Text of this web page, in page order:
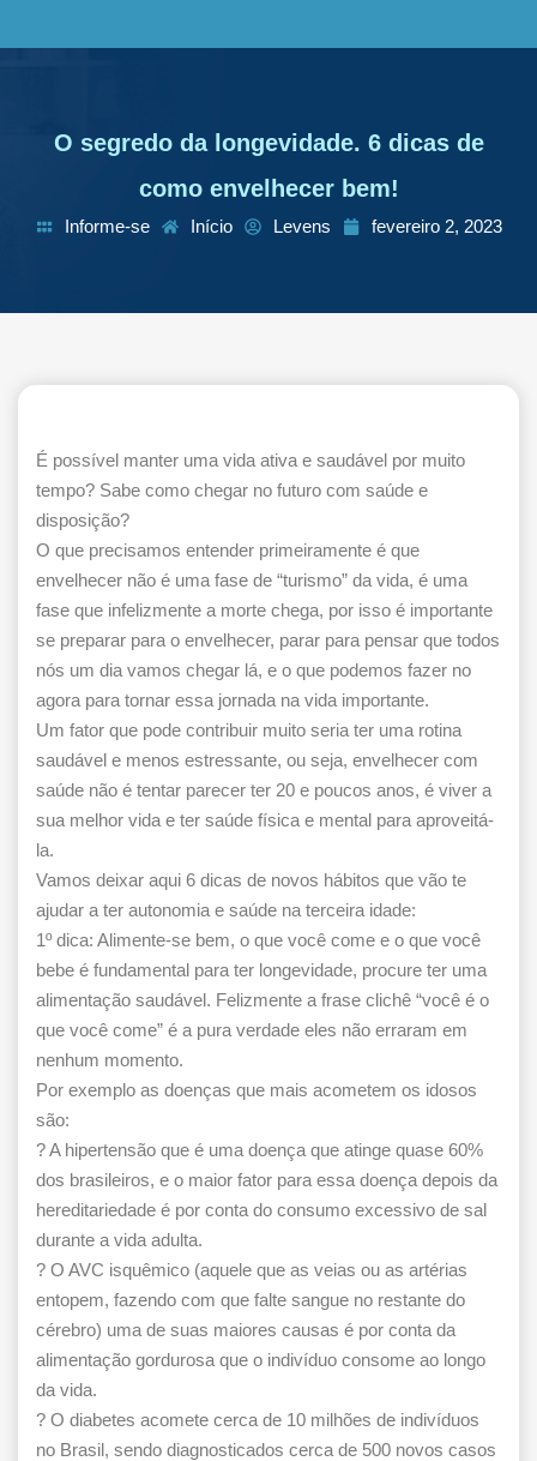
O segredo da longevidade. 6 dicas de
como envelhecer bem!
Informe-se Início Levens fevereiro 2, 2023
É possível manter uma vida ativa e saudável por muito
tempo? Sabe como chegar no futuro com saúde e
disposição?
O que precisamos entender primeiramente é que
envelhecer não é uma fase de “turismo” da vida, é uma
fase que infelizmente a morte chega, por isso é importante
se preparar para o envelhecer, parar para pensar que todos
nós um dia vamos chegar lá, e o que podemos fazer no
agora para tornar essa jornada na vida importante.
Um fator que pode contribuir muito seria ter uma rotina
saudável e menos estressante, ou seja, envelhecer com
saúde não é tentar parecer ter 20 e poucos anos, é viver a
sua melhor vida e ter saúde física e mental para aproveitá-
la.
Vamos deixar aqui 6 dicas de novos hábitos que vão te
ajudar a ter autonomia e saúde na terceira idade:
1º dica: Alimente-se bem, o que você come e o que você
bebe é fundamental para ter longevidade, procure ter uma
alimentação saudável. Felizmente a frase clichê “você é o
que você come” é a pura verdade eles não erraram em
nenhum momento.
Por exemplo as doenças que mais acometem os idosos
são:
? A hipertensão que é uma doença que atinge quase 60%
dos brasileiros, e o maior fator para essa doença depois da
hereditariedade é por conta do consumo excessivo de sal
durante a vida adulta.
? O AVC isquêmico (aquele que as veias ou as artérias
entopem, fazendo com que falte sangue no restante do
cérebro) uma de suas maiores causas é por conta da
alimentação gordurosa que o indivíduo consome ao longo
da vida.
? O diabetes acomete cerca de 10 milhões de indivíduos
no Brasil, sendo diagnosticados cerca de 500 novos casos